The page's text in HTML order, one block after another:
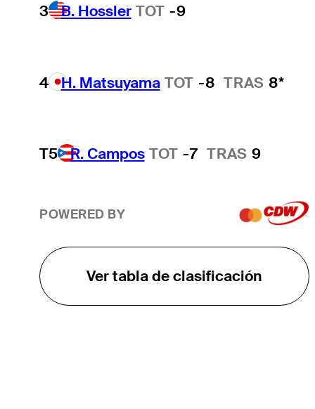
3 B. Hossler TOT -9
4 H. Matsuyama TOT -8 TRAS 8*
T5 R. Campos TOT -7 TRAS 9
POWERED BY
Ver tabla de clasificación